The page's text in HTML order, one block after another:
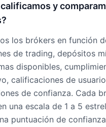
y
los brókers en función
de trading, depósitos
disponibles,
calificaciones de
de confianza. Cada
una escala de 1 a 5
puntuación de